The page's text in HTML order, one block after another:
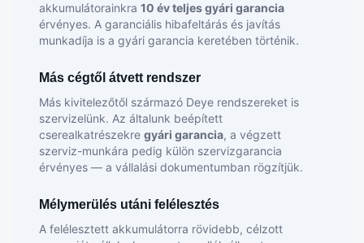
akkumulátorainkra 10 év teljes gyári garancia
érvényes. A garanciális hibafeltárás és javítás
munkadíja is a gyári garancia keretében történik.
Más cégtől átvett rendszer
Más kivitelezőtől származó Deye rendszereket is
szervizelünk. Az általunk beépített
cserealkatrészekre gyári garancia, a végzett
szerviz-munkára pedig külön szervizgarancia
érvényes — a vállalási dokumentumban rögzítjük.
Mélymerülés utáni felélesztés
A felélesztett akkumulátorra rövidebb, célzott